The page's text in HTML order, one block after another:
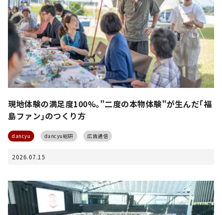
現地体験の満足度100%｡"二度の本物体験"が生んだ｢福
島ファン｣のつくり方
dancyu dancyu総研 広告通信
2026.07.15